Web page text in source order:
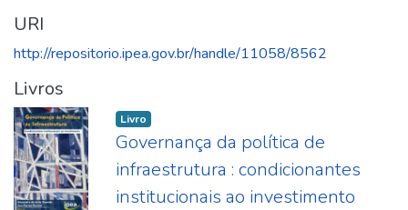
URI
http://repositorio.ipea.gov.br/handle/11058/8562
Livros
Livro
Governança da política de
infraestrutura : condicionantes
institucionais ao investimento